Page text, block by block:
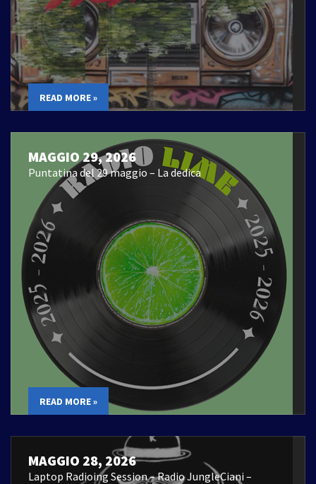
READ MORE »
MAGGIO 29, 2026
Puntatina del 29 maggio – La dedica
READ MORE »
MAGGIO 28, 2026
Laptop Radioing Session – Radio JungleCiani –